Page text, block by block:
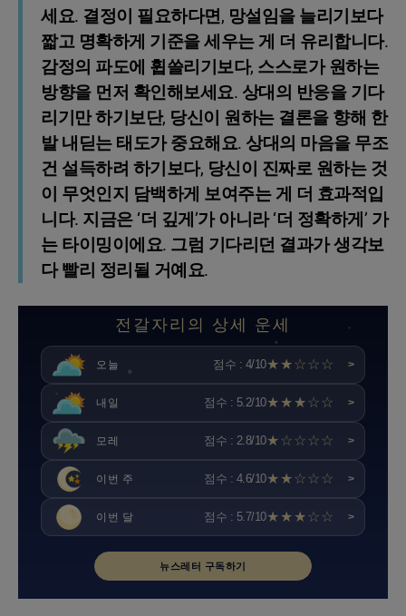
세요. 결정이 필요하다면, 망설임을 늘리기보다
짧고 명확하게 기준을 세우는 게 더 유리합니다.
감정의 파도에 휩쓸리기보다, 스스로가 원하는
방향을 먼저 확인해보세요. 상대의 반응을 기다
리기만 하기보단, 당신이 원하는 결론을 향해 한
발 내딛는 태도가 중요해요. 상대의 마음을 무조
건 설득하려 하기보다, 당신이 진짜로 원하는 것
이 무엇인지 담백하게 보여주는 게 더 효과적입
니다. 지금은 ‘더 깊게’가 아니라 ‘더 정확하게’ 가
는 타이밍이에요. 그럼 기다리던 결과가 생각보
다 빨리 정리될 거예요.
전갈자리의 상세 운세
오늘 점수 : 4/10★★☆☆☆ >
내일 점수 : 5.2/10★★★☆☆ >
모레 점수 : 2.8/10★☆☆☆☆ >
이번 주 점수 : 4.6/10★★☆☆☆ >
이번 달 점수 : 5.7/10★★★☆☆ >
뉴스레터 구독하기